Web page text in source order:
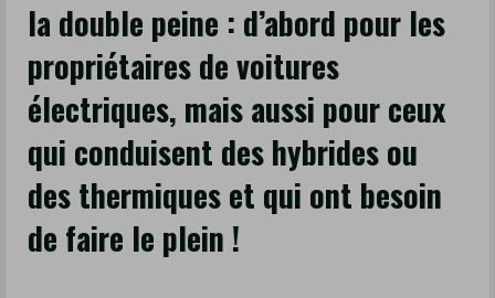
d’acheter
ou
revendre
de
l’électricité
à
nos
voisins,
est
la double peine : d’abord pour les
propriétaires de voitures
électriques, mais aussi pour ceux
qui conduisent des hybrides ou
des thermiques et qui ont besoin
de faire le plein !